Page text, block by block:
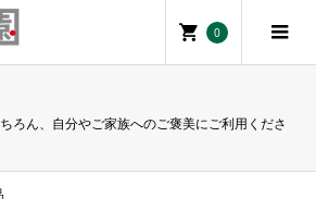
0
ろん、自分やご家族へのご褒美にご利用くださ